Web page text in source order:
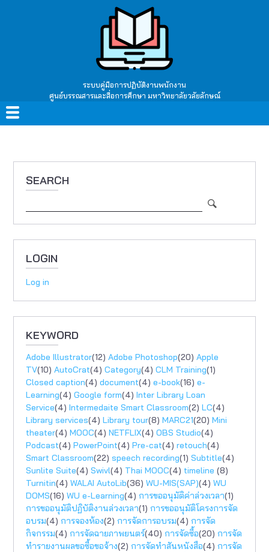
ระบบคู่มือการปฏิบัติงานพนักงาน
ศูนย์บรรณสารและสื่อการศึกษา มหาวิทยาลัยวลัยลักษณ์
Main
SEARCH
LOGIN
Log in
KEYWORD
Adobe Illustrator(12) Adobe Photoshop(20) Apple
TV(10) AutoCrat(4) Category(4) CLM Training(1)
Closed caption(4) document(4) e-book(16) e-
Learning(4) Google form(4) Inter Library Loan
Service(4) Intermedaite Smart Classroom(2) LC(4)
Library services(4) Library tour(8) MARC21(20) Mini
theater(4) MOOC(4) NETFLIX(4) OBS Studio(4)
Podcast(4) PowerPoint(4) Pre-cat(4) retouch(4)
Smart Classroom(22) speech recording(1) Subtitle(4)
Sunlite Suite(4) Swivl(4) Thai MOOC(4) timeline (8)
Turnitin(4) WALAI AutoLib(36) WU-MIS(SAP)(4) WU
DOMS(16) WU e-Learning(4) การขออนุมัติค่าล่วงเวลา(1)
การขออนุมัติปฏิบัติงานล่วงเวลา(1) การขออนุมัติโครงการจัด
อบรม(4) การจองห้อง(2) การจัดการอบรม(4) การจัด
กิจกรรม(4) การจัดฉายภาพยนตร์(40) การจัดซื้อ(20) การจัด
ทำรายงานผลขอซื้อขอจ้าง(2) การจัดทำสันหนังสือ(4) การจัด